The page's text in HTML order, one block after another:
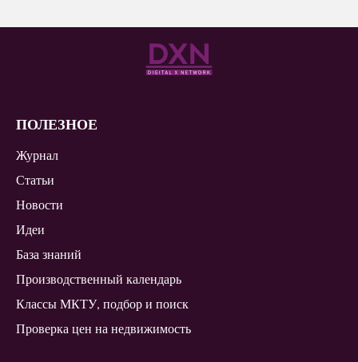
ПОЛЕЗНОЕ
Журнал
Статьи
Новости
Идеи
База знаний
Производственный календарь
Классы МКТУ, подбор и поиск
Проверка цен на недвижимость